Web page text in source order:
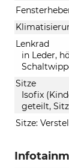
Lenkrad
in Leder,
Sitze
Isofix
geteilt,
Sitze: